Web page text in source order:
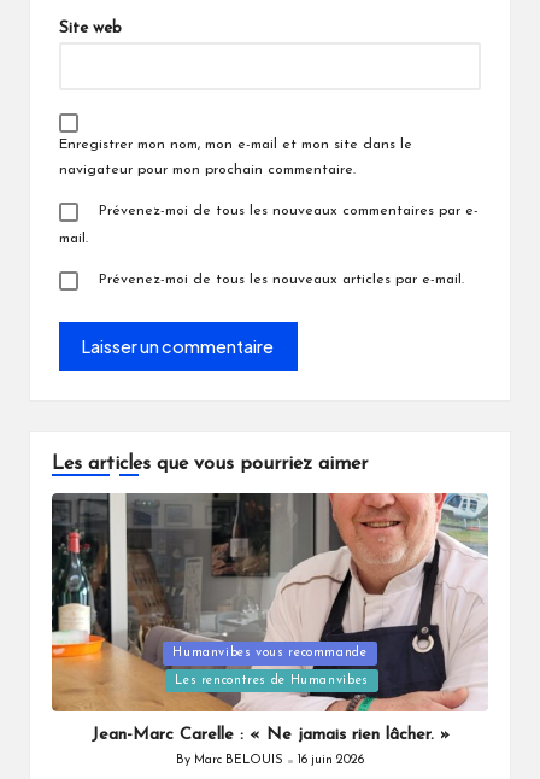
Site web
Enregistrer mon nom, mon e-mail et mon site dans le
navigateur pour mon prochain commentaire.
Prévenez-moi de tous les nouveaux commentaires par e-
mail.
Prévenez-moi de tous les nouveaux articles par e-mail.
Les articles que vous pourriez aimer
Posted
Humanvibes vous recommande
Les rencontres de Humanvibes
Jean-Marc Carelle : « Ne jamais rien lâcher. »
Posted
By Marc BELOUIS 16 juin 2026